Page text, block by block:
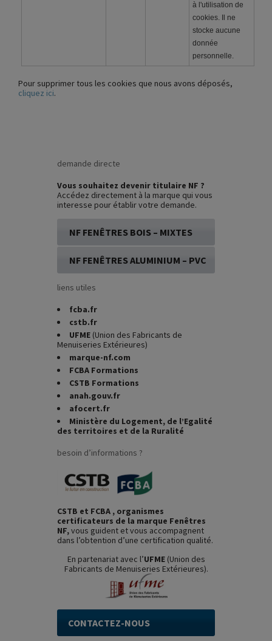
à l'utilisation de
cookies. Il ne
stocke aucune
donnée
personnelle.
Pour supprimer tous les cookies que nous avons déposés,
cliquez ici.
demande directe
Vous souhaitez devenir titulaire NF ?
Accédez directement à la marque qui vous
interesse pour établir votre demande.
NF FENÊTRES BOIS – MIXTES
NF FENÊTRES ALUMINIUM – PVC
liens utiles
fcba.fr
cstb.fr
UFME (Union des Fabricants de
Menuiseries Extérieures)
marque-nf.com
FCBA Formations
CSTB Formations
anah.gouv.fr
afocert.fr
Ministère du Logement, de l’Egalité
des territoires et de la Ruralité
besoin d’informations ?
CSTB et FCBA , organismes
certificateurs de la marque Fenêtres
NF,vous guident et vous accompagnent
dans l’obtention d’une certification qualité.
En partenariat avec l’UFME (Union des
Fabricants de Menuiseries Extérieures).
CONTACTEZ-NOUS